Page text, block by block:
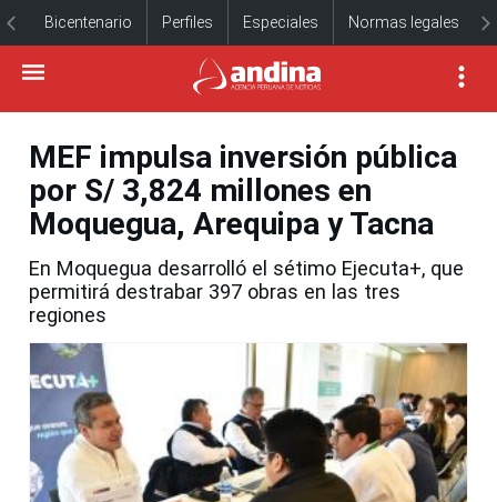
Bicentenario Perfiles Especiales Normas legales
MEF impulsa inversión pública
por S/ 3,824 millones en
Moquegua, Arequipa y Tacna
En Moquegua desarrolló el sétimo Ejecuta+, que
permitirá destrabar 397 obras en las tres
regiones